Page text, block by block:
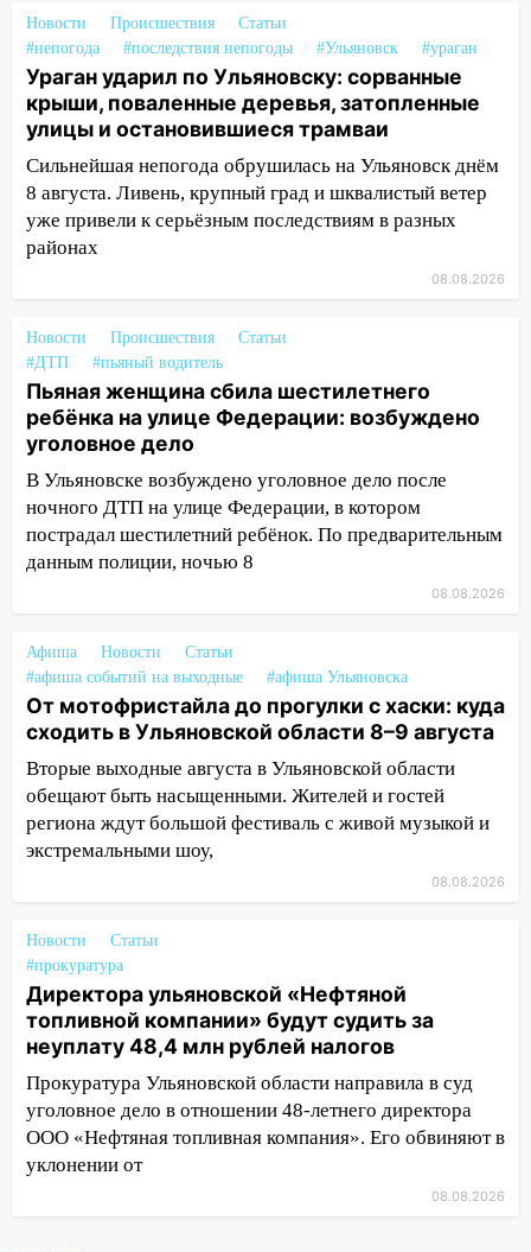
как устраняют последствия мощного
шторма
13:49 Стихия продолжает крушить
Ульяновск: дерево рухнуло на дом на
Орджоникидзе
13:47 На Нижней Террасе мощным
ветром вырвало дерево с корнем
13:46
13:35
Непогода продолжает бить по
транспорту: в Ульяновске трамвай
сошёл с рельсов
13:22 Упавшие деревья перекрыли
дороги в Ульяновске: фото
13:17 Непогода в Ульяновске не
закончится сегодня: сильные ливни
сохранятся 9 августа
Трижды «брал в долг» без спроса:
знакомого 191 тысячу рублей
13:14 Ураган оторвал светофор на
проспекте Филатова в Ульяновске
13:12 Дерево пробило крышу дома на
Новгородской в Ульяновске и рухнуло
на электрощит
13:10 В Заволжском районе дерево
13:08
Ураган ударил по Ульяновску:
сорванные крыши, поваленные деревья,
затопленные улицы и остановившиеся
трамваи
12:17 Ульяновск накрыл крупный град:
после ливня город снова уходит под
воду
12:12 Прокуратура взяла на контроль
ДТП с шестилетним ребёнком на улице
Новости Происшествия
Статьи
#непогода
#последствия непогоды #Ульяновск #ураган
Ураган ударил по Ульяновску: сорванные
крыши, поваленные деревья, затопленные
улицы и остановившиеся трамваи
Сильнейшая непогода обрушилась на Ульяновск днём
8 августа. Ливень, крупный град и шквалистый ветер
уже привели к серьёзным последствиям в разных
районах
08.08.2026
Новости Происшествия
Статьи
#ДТП
#пьяный водитель
Пьяная женщина сбила шестилетнего
ребёнка на улице Федерации: возбуждено
уголовное дело
В Ульяновске возбуждено уголовное дело после
ночного ДТП на улице Федерации, в котором
пострадал шестилетний ребёнок. По предварительным
данным полиции, ночью 8
08.08.2026
Афиша Новости
Статьи
#афиша событий на выходные
#афиша Ульяновска
От мотофристайла до прогулки с хаски: куда
сходить в Ульяновской области 8–9 августа
Вторые выходные августа в Ульяновской области
обещают быть насыщенными. Жителей и гостей
региона ждут большой фестиваль с живой музыкой и
экстремальными шоу,
08.08.2026
Новости
Статьи
#прокуратура
Директора ульяновской «Нефтяной
топливной компании» будут судить за
неуплату 48,4 млн рублей налогов
Прокуратура Ульяновской области направила в суд
уголовное дело в отношении 48-летнего директора
ООО «Нефтяная топливная компания». Его обвиняют в
уклонении от
08.08.2026